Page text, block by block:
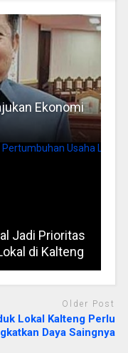
Ekonomi
Jadi Prioritas
di Kalteng
Older Post
Lokal Kalteng Perlu
Daya Saingnya